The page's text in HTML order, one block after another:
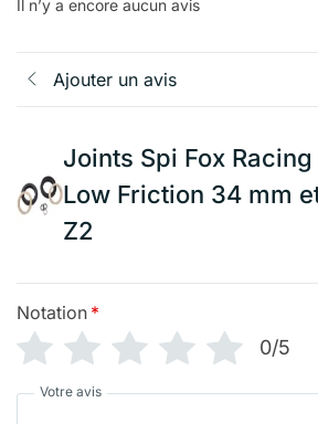
Il n’y a encore aucun avis
Ajouter un avis
Joints Spi Fox Racing
Low Friction 34 mm
Z2
Notation *
0/5
Votre avis